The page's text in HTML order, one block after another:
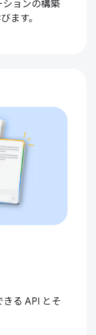
ョンの構築
ます。
る API とそ